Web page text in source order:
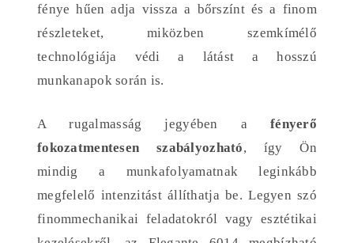
fénye hűen adja vissza a bőrszínt és a finom
részleteket, miközben szemkímélő
technológiája védi a látást a hosszú
munkanapok során is.
A rugalmasság jegyében afényerő
fokozatmentesen szabályozható, így Ön
mindig a munkafolyamatnak leginkább
megfelelő intenzitást állíthatja be. Legyen szó
finommechanikai feladatokról vagy esztétikai